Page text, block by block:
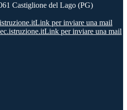
Castiglione del Lago (PG)
Link per inviare una mail
Link per inviare una mail